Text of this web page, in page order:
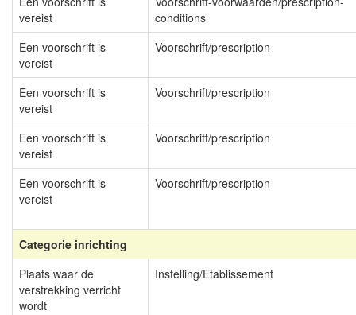
vereist
conditions
Een voorschrift is
vereist
Voorschrift/prescription
Een voorschrift is
vereist
Voorschrift/prescription
Een voorschrift is
vereist
Voorschrift/prescription
Een voorschrift is
vereist
Voorschrift/prescription
Categorie inrichting
Plaats waar de
verstrekking verricht
wordt
Instelling/Etablissement